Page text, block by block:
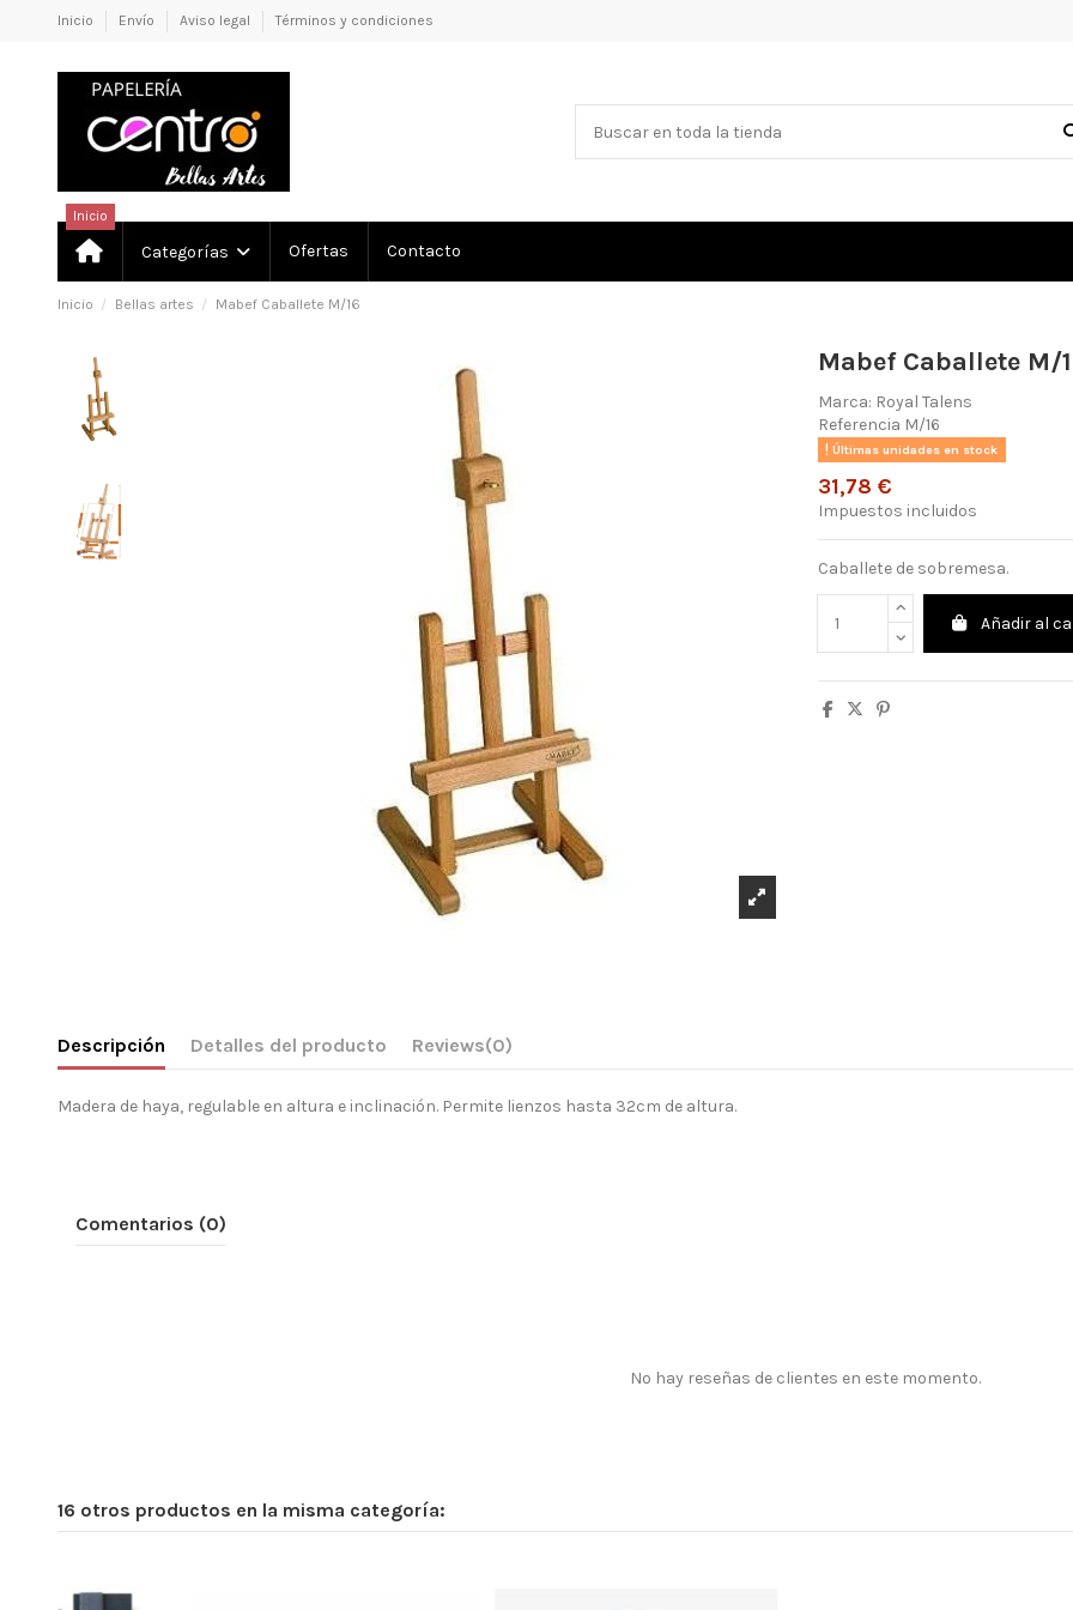
Inicio Envío Aviso legal Términos y condiciones
Inicio
Categorías Ofertas Contacto
Inicio Bellas artes Mabef Caballete M/16
Mabef Caballete M/
Marca: Royal Talens
Referencia M/16
Últimas unidades en stock
31,78 €
Impuestos incluidos
Caballete de sobremesa.
Añadir al
Descripción Detalles del producto Reviews(0)
Madera de haya, regulable en altura e inclinación. Permite lienzos hasta 32cm de altura.
Comentarios (0)
No hay reseñas de clientes en este momento.
16 otros productos en la misma categoría: